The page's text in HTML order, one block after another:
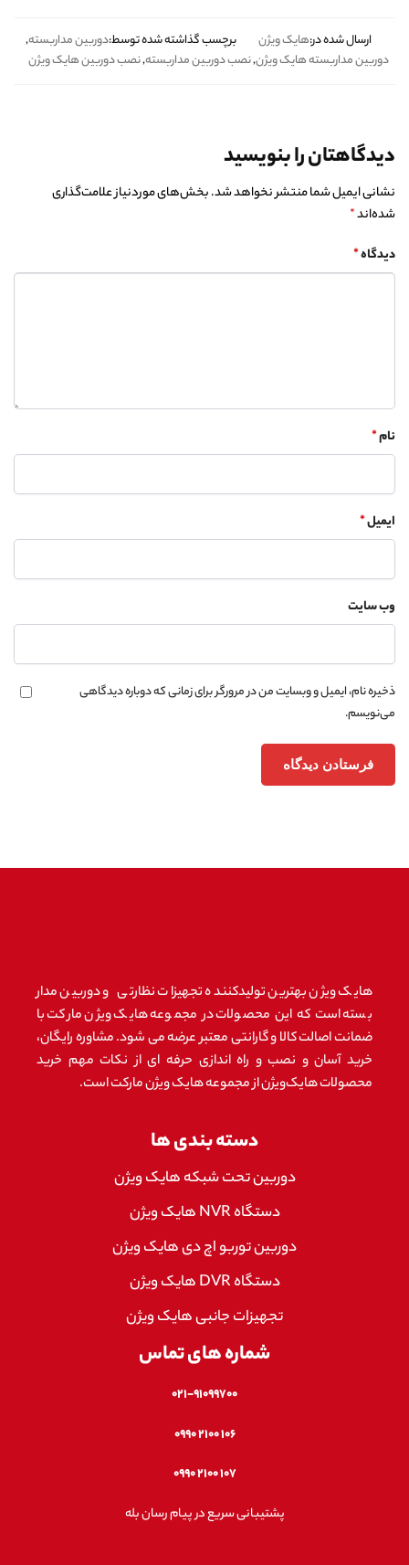
ارسال شده در:هایک ویژن برچسب گذاشته شده توسط:دوربین مداربسته,
دوربین مداربسته هایک ویژن,نصب دوربین مداربسته,نصب دوربین هایک ویژن
دیدگاهتان را بنویسید
نشانی ایمیل شما منتشر نخواهد شد.بخش‌های موردنیاز علامت‌گذاری
شده‌اند*
دیدگاه*
نام*
ایمیل*
وب‌ سایت
ذخیره نام، ایمیل و وبسایت من در مرورگر برای زمانی که دوباره دیدگاهی
می‌نویسم.
هایک ویژن بهترین تولیدکننده تجهیزات نظارتی و دوربین مدار
بسته است که این محصولات در مجموعه هایک ویژن مارکت با
ضمانت اصالت کالا و گارانتی معتبر عرضه می شود. مشاوره رایگان،
خرید آسان و نصب و راه اندازی حرفه ای از نکات مهم خرید
محصولات هایک‌ویژن از مجموعه هایک ویژن مارکت است.
دسته بندی ها
دوربین تحت شبکه هایک ویژن
دستگاه NVR هایک ویژن
دوربین توربو اچ دی هایک ویژن
دستگاه DVR هایک ویژن
تجهیزات جانبی هایک ویژن
شماره های تماس
۰۲۱-۹۱۰۹۹۷۰۰
۱۰۶ ۲۱۰۰ ۰۹۹۰
۱۰۷ ۲۱۰۰ ۰۹۹۰
پشتیبانی سریع در پیام رسان بله